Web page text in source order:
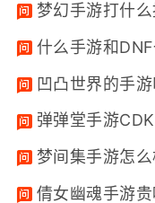
梦幻手游打什
什么手游和
凹凸世界的手
弹弹堂手游
梦间集手游怎么
倩女幽魂手游贵